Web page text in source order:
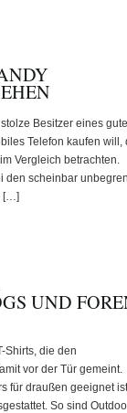
Besitzer eines
Telefon kaufen will,
Vergleich betrachten.
den scheinbar
[…]
UND
Shirts, die den
vor der Tür gemeint.
für draußen geeignet
So sind